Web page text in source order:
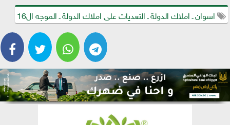
اسوان ـ املاك الدولة ـ التعديات على املاك الدولة ـ الموجه ال16